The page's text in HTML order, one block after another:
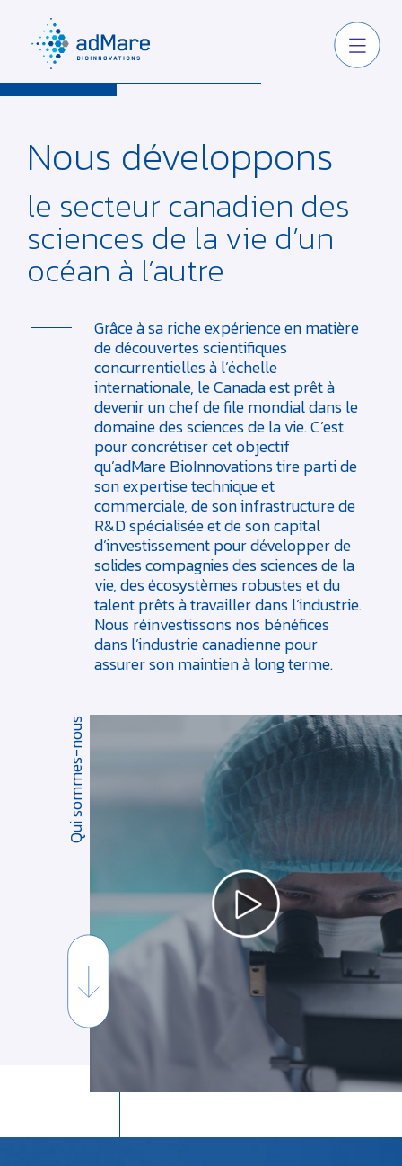
Nous développons
le secteur canadien des
sciences de la vie d’un
océan à l’autre
Grâce à sa riche expérience en matière
de découvertes scientifiques
concurrentielles à l’échelle
internationale, le Canada est prêt à
devenir un chef de file mondial dans le
domaine des sciences de la vie. C’est
pour concrétiser cet objectif
qu’adMare BioInnovations tire parti de
son expertise technique et
commerciale, de son infrastructure de
R&D spécialisée et de son capital
d’investissement pour développer de
solides compagnies des sciences de la
vie, des écosystèmes robustes et du
talent prêts à travailler dans l’industrie.
Nous réinvestissons nos bénéfices
dans l’industrie canadienne pour
assurer son maintien à long terme.
Qui sommes-nous